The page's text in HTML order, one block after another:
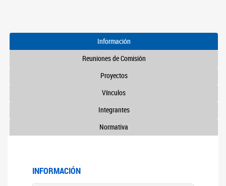
Información
Reuniones de Comisión
Proyectos
Vínculos
Integrantes
Normativa
INFORMACIÓN